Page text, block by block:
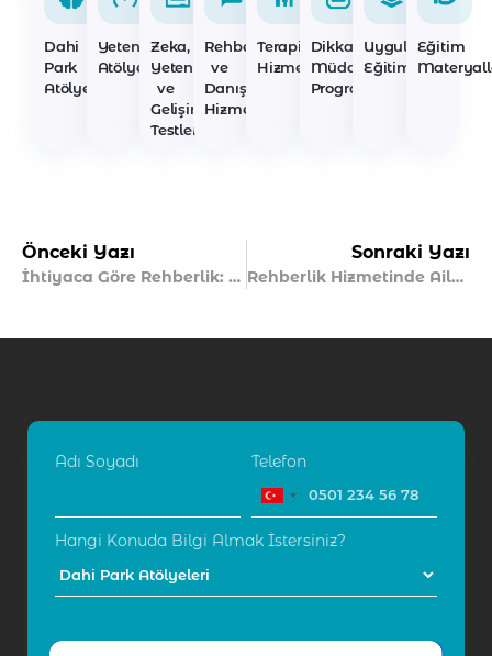
Dahi
Park
Atölyeleri
Yetenek
Atölyeleri
Zeka,
Yetenek
ve
Gelişim
Testleri
Rehberlik
ve
Danışmanlık
Hizmetleri
Terapi
Hizmetleri
Dikkat
Müdahale
Programları
Uygulayıcı
Eğitimleri
Eğitim
Önceki Yazı
İhtiyaca Göre Rehberlik: Nedir ve Nasıl İşler?
Sonraki Yazı
Rehberlik Hizmetinde Aile Rolü Nedir?
Adı Soyadı Telefon
Hangi Konuda Bilgi Almak İstersiniz?